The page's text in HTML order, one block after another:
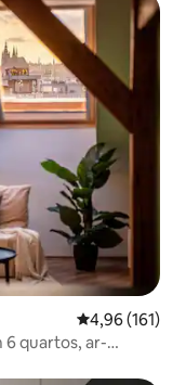
Classificação
4,96 (161)
6 quartos, ar-